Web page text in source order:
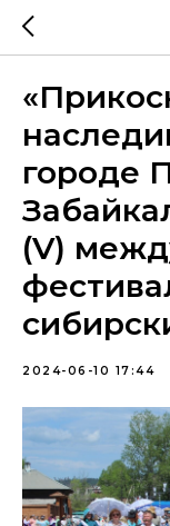
городе
(V)
2024-06-10 17:44